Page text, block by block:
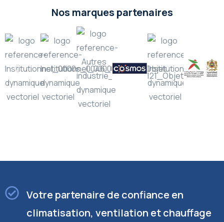
Nos marques partenaires
Votre partenaire de confiance en
climatisation, ventilation et chauffage